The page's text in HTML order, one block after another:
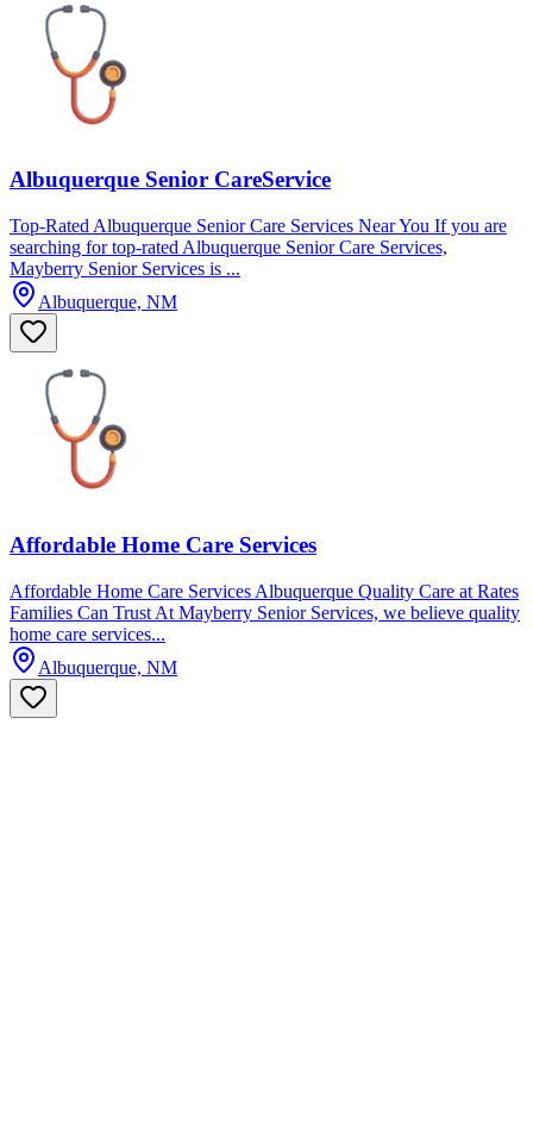
Albuquerque Senior CareService
Top-Rated Albuquerque Senior Care Services Near You If you are
searching for top-rated Albuquerque Senior Care Services,
Mayberry Senior Services is ...
Albuquerque, NM
Affordable Home Care Services
Affordable Home Care Services Albuquerque Quality Care at Rates
Families Can Trust At Mayberry Senior Services, we believe quality
home care services...
Albuquerque, NM